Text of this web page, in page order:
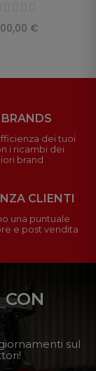
€
dei tuoi
i ricambi dei
brand
CLIENTI
una puntuale
e post vendita
CON
sul